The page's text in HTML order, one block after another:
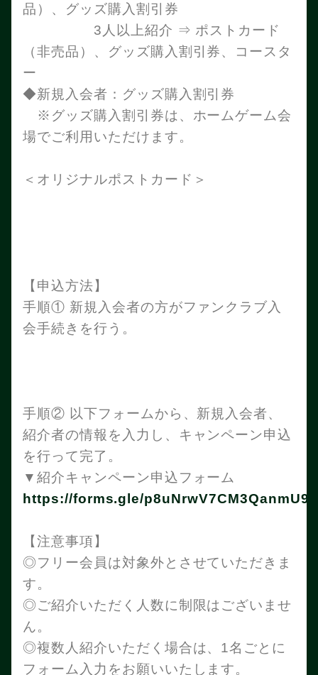
品）、グッズ購入割引券
3人以上紹介 ⇒ ポストカード
（非売品）、グッズ購入割引券、コースタ
ー
◆新規入会者：グッズ購入割引券
※グッズ購入割引券は、ホームゲーム会
場でご利用いただけます。
＜オリジナルポストカード＞
【申込方法】
手順① 新規入会者の方がファンクラブ入
会手続きを行う。
手順② 以下フォームから、新規入会者、
紹介者の情報を入力し、キャンペーン申込
を行って完了。
▼紹介キャンペーン申込フォーム
https://forms.gle/p8uNrwV7CM3QanmU9
【注意事項】
◎フリー会員は対象外とさせていただきま
す。
◎ご紹介いただく人数に制限はございませ
ん。
◎複数人紹介いただく場合は、1名ごとに
フォーム入力をお願いいたします。